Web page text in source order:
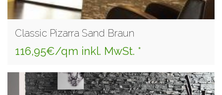
Classic Pizarra Sand Braun
116,95€/qm inkl. MwSt. *